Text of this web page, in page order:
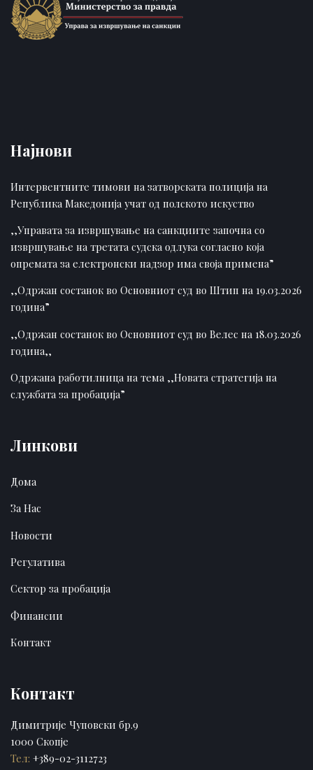
Најнови
Интервентните тимови на затворската полиција на
Република Македонија учат од полското искуство
,,Управата за извршување на санкциите започна со
извршување на третата судска одлука согласно која
опремата за електронски надзор има своја примена”
,,Одржан состанок во Основниот суд во Штип на 19.03.2026
година”
,,Одржан состанок во Основниот суд во Велес на 18.03.2026
година,,
Одржана работилница на тема ,,Новата стратегија на
службата за пробација”
Линкови
Дома
За Нас
Новости
Регулатива
Сектор за пробација
Финансии
Контакт
Контакт
Димитрије Чуповски бр.9
1000 Скопје
Тел: +389-02-3112723